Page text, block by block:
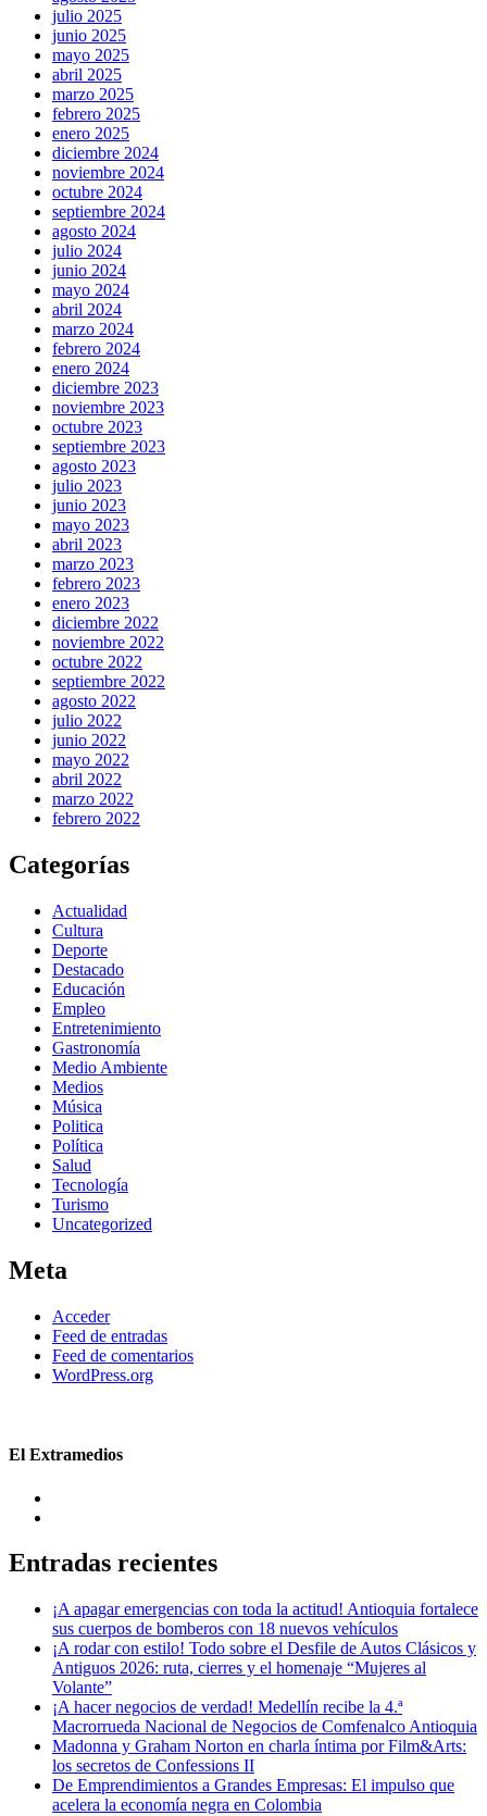
julio 2025
junio 2025
mayo 2025
abril 2025
marzo 2025
febrero 2025
enero 2025
diciembre 2024
noviembre 2024
octubre 2024
septiembre 2024
agosto 2024
julio 2024
junio 2024
mayo 2024
abril 2024
marzo 2024
febrero 2024
enero 2024
diciembre 2023
noviembre 2023
octubre 2023
septiembre 2023
agosto 2023
julio 2023
junio 2023
mayo 2023
abril 2023
marzo 2023
febrero 2023
enero 2023
diciembre 2022
noviembre 2022
octubre 2022
septiembre 2022
agosto 2022
julio 2022
junio 2022
mayo 2022
abril 2022
marzo 2022
febrero 2022
Categorías
Actualidad
Cultura
Deporte
Destacado
Educación
Empleo
Entretenimiento
Gastronomía
Medio Ambiente
Medios
Música
Politica
Política
Salud
Tecnología
Turismo
Uncategorized
Meta
Acceder
Feed de entradas
Feed de comentarios
WordPress.org
El Extramedios
Entradas recientes
¡A apagar emergencias con toda la actitud! Antioquia fortalece
sus cuerpos de bomberos con 18 nuevos vehículos
¡A rodar con estilo! Todo sobre el Desfile de Autos Clásicos y
Antiguos 2026: ruta, cierres y el homenaje “Mujeres al
Volante”
¡A hacer negocios de verdad! Medellín recibe la 4.ª
Macrorrueda Nacional de Negocios de Comfenalco Antioquia
Madonna y Graham Norton en charla íntima por Film&Arts:
los secretos de Confessions II
De Emprendimientos a Grandes Empresas: El impulso que
acelera la economía negra en Colombia